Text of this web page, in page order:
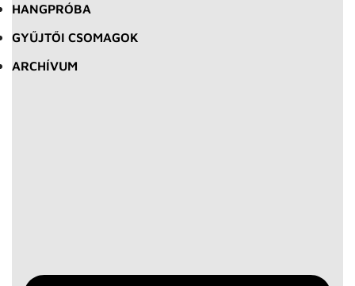
HANGPRÓBA
GYŰJTŐI CSOMAGOK
ARCHÍVUM